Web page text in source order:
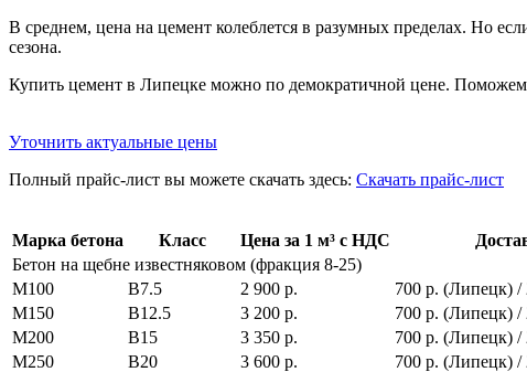
В среднем, цена на цемент колеблется в разумных пределах. Но
сезона.
Купить цемент в Липецке можно по демократичной цене. Поможем
Уточнить актуальные цены
Полный прайс-лист вы можете скачать здесь: Скачать прайс-лист
Марка бетона Класс Цена за 1 м³ с НДС
Бетон на щебне известняковом (фракция 8-25)
М100
В7.5 2 900 р.
700 р. (Липецк) /
М150
В12.5 3 200 р.
700 р. (Липецк) /
М200
В15 3 350 р.
700 р. (Липецк) /
М250
В20 3 600 р.
700 р. (Липецк) /